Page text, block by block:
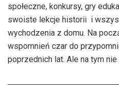
społeczne, konkursy, gry
swoiste lekcje historii i
wychodzenia z domu. Na
wspomnień czar do
poprzednich lat. Ale na tym